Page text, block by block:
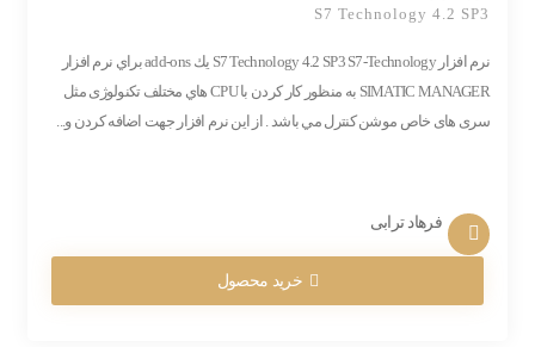
S7 Technology 4.2 SP3
نرم افزار S7 Technology 4.2 SP3 S7-Technology يك add-ons براي نرم افزار
SIMATIC MANAGER به منظور كار كردن با CPU هاي مختلف تکنولوژی مثل
سری های خاص موشن کنترل مي باشد . از این نرم افزار جهت اضافه کردن و...
فرهاد ترابی
خرید محصول